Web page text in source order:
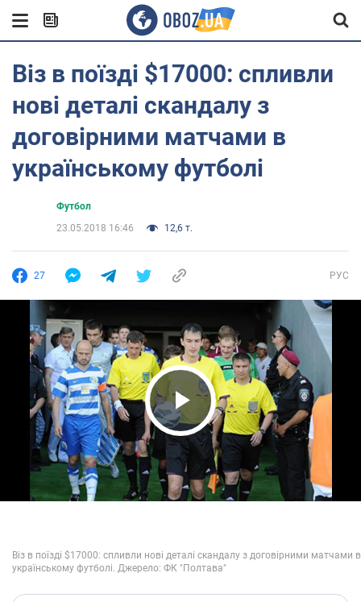
Віз в поїзді $17000: спливли
нові деталі скандалу з
договірними матчами в
українському футболі
Футбол
23.05.2018 16:46
12,6 т.
27 РУС
Play Video